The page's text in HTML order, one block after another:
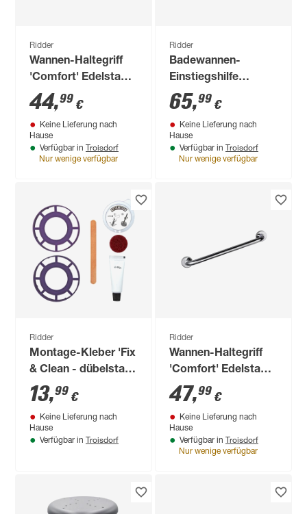
Ridder
Wannen-Haltegriff
'Comfort' Edelstahl
glänzend, 45 cm, bis
110 kg
44,99 €
Keine Lieferung nach
Hause
Verfügbar in Troisdorf
Nur wenige verfügbar
Ridder
Badewannen-
Einstiegshilfe
'Comfort' weiß, 54
cm, bis 100 kg
65,99 €
Keine Lieferung nach
Hause
Verfügbar in Troisdorf
Nur wenige verfügbar
Ridder
Montage-Kleber 'Fix
& Clean - dübelstark
ohne Bohren' weiß,
bis 100 kg
13,99 €
Keine Lieferung nach
Hause
Verfügbar in Troisdorf
Ridder
Wannen-Haltegriff
'Comfort' Edelstahl
glänzend, 60 cm, bis
110 kg
47,99 €
Keine Lieferung nach
Hause
Verfügbar in Troisdorf
Nur wenige verfügbar